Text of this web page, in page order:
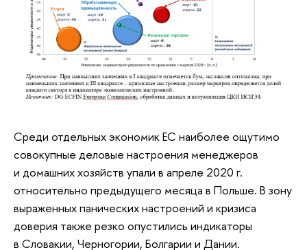
Среди отдельных экономик ЕС наиболее ощутимо
совокупные деловые настроения менеджеров
и домашних хозяйств упали в апреле 2020 г.
относительно предыдущего месяца в Польше. В зону
выраженных панических настроений и кризиса
доверия также резко опустились индикаторы
в Словакии, Черногории, Болгарии и Дании.